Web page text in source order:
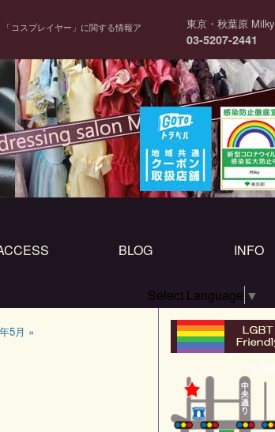
コスプレイヤー」に関する情報ア
東京・秋葉原 Milky
03-5207-2441
BLOG INFO
Select Language ▼
5月 »